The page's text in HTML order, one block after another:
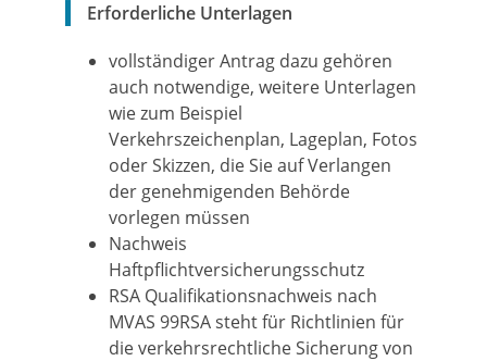
Erforderliche Unterlagen
vollständiger Antrag dazu gehören
auch notwendige, weitere Unterlagen
wie zum Beispiel
Verkehrszeichenplan, Lageplan, Fotos
oder Skizzen, die Sie auf Verlangen
der genehmigenden Behörde
vorlegen müssen
Nachweis
Haftpflichtversicherungsschutz
RSA Qualifikationsnachweis nach
MVAS 99RSA steht für Richtlinien für
die verkehrsrechtliche Sicherung von